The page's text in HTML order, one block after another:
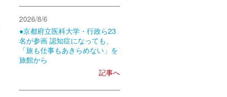
2026/8/6
●京都府立医科大学・行政ら23
名が参画 認知症になっても、
「旅も仕事もあきらめない」を
旅館から
記事へ